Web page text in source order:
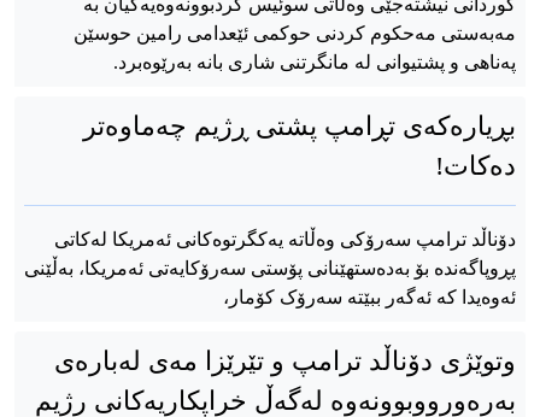
کوردانی نیشتەجێی وەڵاتی سوئیس گردبوونەوەیەکیان بە
مەبەستی مەحکوم کردنی حوکمی ئێعدامی رامین حوسێن
پەناهی و پشتیوانی لە مانگرتنی شاری بانە بەرێوەبرد.
بڕیارەکەی تڕامپ پشتی ڕژیم چەماوەتر
دەکات!
دۆناڵد ترامپ سەرۆکی وەڵاتە یەکگرتوەکانی ئەمریکا لەکاتی
پڕوپاگەندە بۆ بەدەستهێنانی پۆستی سەرۆکایەتی ئەمریکا، بەڵێنی
ئەوەیدا کە ئەگەر ببێتە سەرۆک کۆمار،
وتوێژی دۆناڵد ترامپ و تێرێزا مەی لەبارەی
بەرەورووبوونەوە لەگەڵ خراپکاریەکانی رژیم